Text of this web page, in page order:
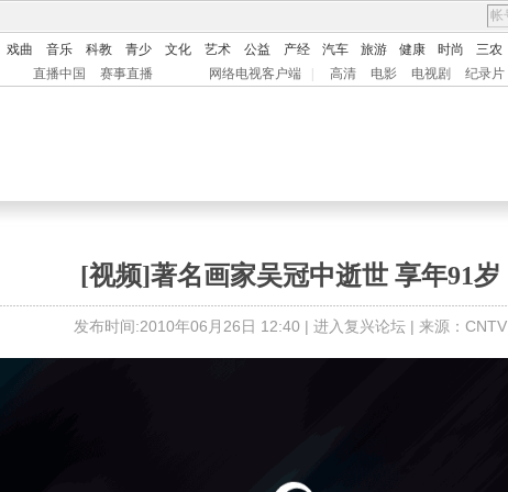
戏曲 音乐 科教 青少 文化 艺术 公益 产经 汽车 旅游 健康 时尚 三农
直播中国 赛事直播 网络电视客户端 高清 电影 电视剧 纪录片
[视频]著名画家吴冠中逝世 享年91岁
发布时间:2010年06月26日 12:40 | 进入复兴论坛 | 来源：CNTV